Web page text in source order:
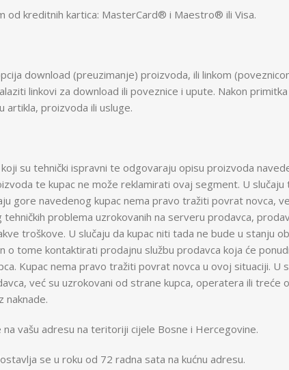
od kreditnih kartica: MasterCard® i Maestro® ili Visa.
download (preuzimanje) proizvoda, ili linkom
linkovi za download ili poveznice i upute. Nakon
artikla, proizvoda ili usluge.
su tehnički ispravni te odgovaraju opisu proizvoda
te kupac ne može reklamirati ovaj segment. U slučaju
gore navedenog kupac nema pravo tražiti povrat novca,
problema uzrokovanih na serveru prodavca,
troškove. U slučaju da kupac niti tada ne bude u stanju
o tome kontaktirati prodajnu službu prodavca koja će
Kupac nema pravo tražiti povrat novca u ovoj situaciji. U
već su uzrokovani od strane kupca, operatera ili
naknade.
vašu adresu na teritoriji cijele Bosne i Hercegovine.
se u roku od 72 radna sata na kućnu adresu.